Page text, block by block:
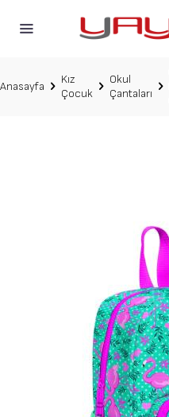
Anasayfa
Kız
Çocuk
Okul
Çantaları